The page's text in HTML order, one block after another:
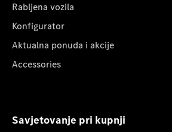
Rabljena vozila
Konfigurator
Aktualna ponuda i akcije
Accessories
Savjetovanje pri kupnji